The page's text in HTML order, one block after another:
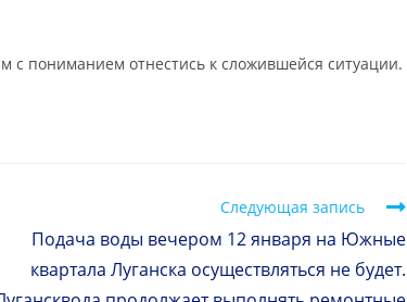
с пониманием отнестись к сложившейся ситуации.
Следующая запись
Подача воды вечером 12 января на Южные
квартала Луганска осуществляться не будет.